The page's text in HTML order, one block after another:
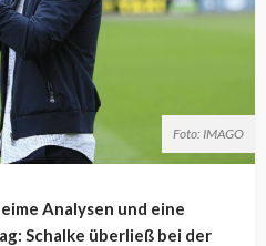
Foto: IMAGO
Analysen und eine
Schalke überließ bei der